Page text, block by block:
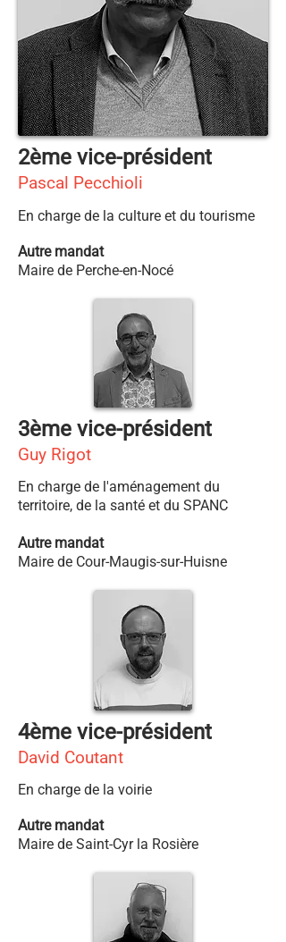
2ème vice-président
Pascal Pecchioli
En charge de la culture et du tourisme
Autre mandat
Maire de Perche-en-Nocé
3ème vice-président
Guy Rigot
En charge de l'aménagement du
territoire, de la santé et du SPANC
Autre mandat
Maire de Cour-Maugis-sur-Huisne
4ème vice-président
David Coutant
En charge de la voirie
Autre mandat
Maire de Saint-Cyr la Rosière